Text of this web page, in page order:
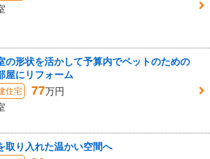
の形状を活かして予算内でペットのための
屋にリフォーム
住宅 77万円
取り入れた温かい空間へ